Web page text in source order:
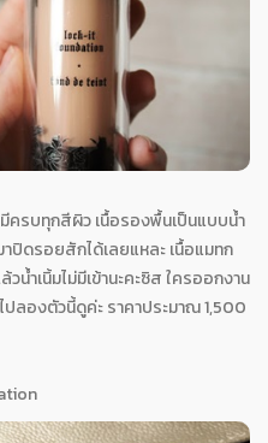
มีครบทุกสีผิว เนื้อรองพื้นเป็นแบบน้ำ
ปิดรอยสักได้เลยแหละ เนื้อแมทก
น้ำเนิ้มไม่มีเข้านะคะซิส ใครออกงาน
ลองตัวนี้ดูค่ะ ราคาประมาณ 1,500